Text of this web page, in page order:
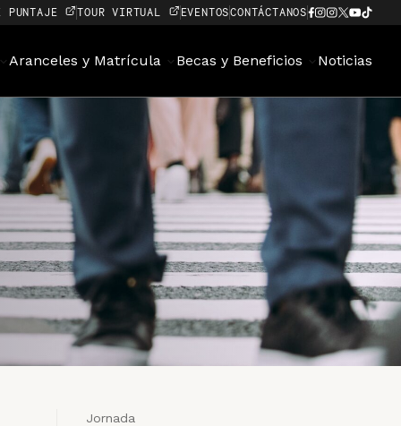
PUNTAJE TOUR VIRTUAL EVENTOSCONTÁCTANOS
Aranceles y Matrícula Becas y Beneficios Noticias
Jornada